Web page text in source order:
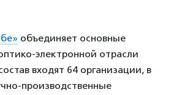
объединяет основные
электронной отрасли
входят 64 организации, в
производственные